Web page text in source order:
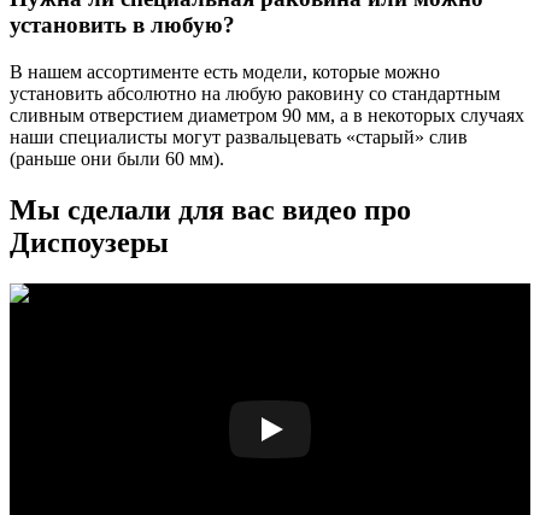
установить в любую?
В нашем ассортименте есть модели, которые можно
установить абсолютно на любую раковину со стандартным
сливным отверстием диаметром 90 мм, а в некоторых случаях
наши специалисты могут развальцевать «старый» слив
(раньше они были 60 мм).
Мы сделали для вас видео про
Диспоузеры